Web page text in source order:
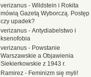
verizanus - Wildstein i Rokita
mówią Gazetą Wyborczą. Postęp
czy upadek?
verizanus - Antydiabelstwo i
ksenofobia
verizanus - Powstanie
Warszawskie a Objawienia
Siekierkowskie z 1943 r.
Ramirez - Feminizm się myli!